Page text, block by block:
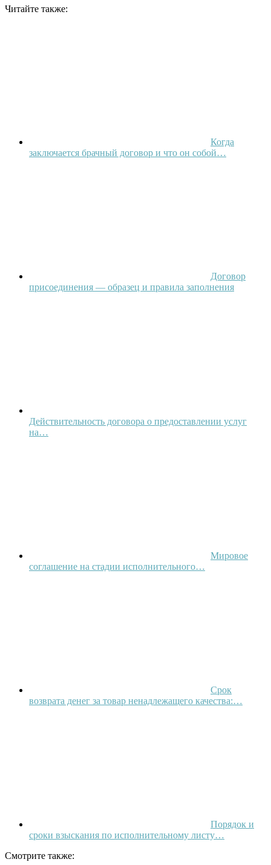
Читайте также:
Когда
заключается брачный договор и что он собой…
Договор
присоединения — образец и правила заполнения
Действительность договора о предоставлении услуг
на…
Мировое
соглашение на стадии исполнительного…
Срок
возврата денег за товар ненадлежащего качества:…
Порядок и
сроки взыскания по исполнительному листу…
Смотрите также: